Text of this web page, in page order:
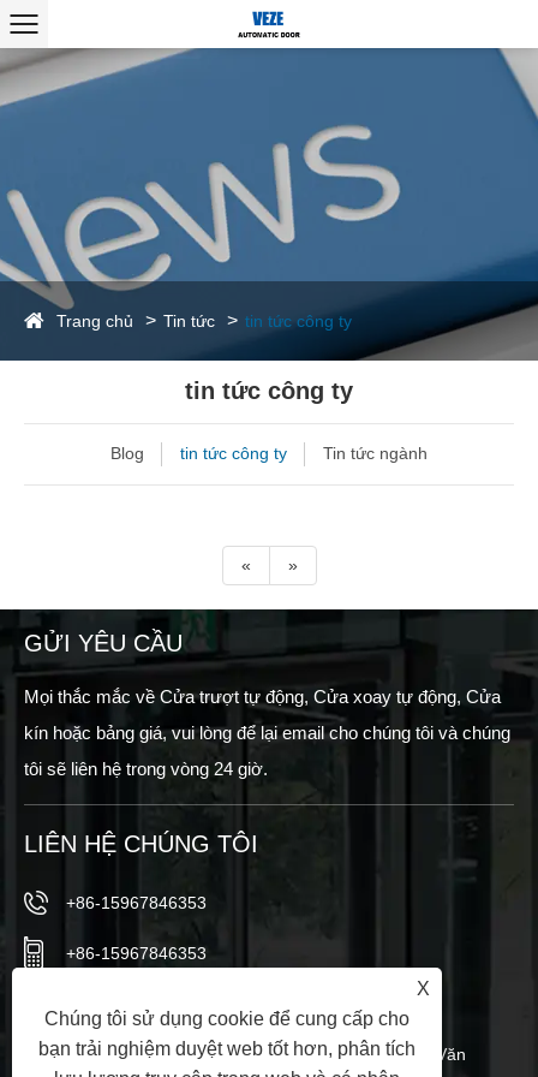
Trang chủ Tin tức tin tức công ty
tin tức công ty
Blog tin tức công ty Tin tức ngành
« »
GỬI YÊU CẦU
Mọi thắc mắc về Cửa trượt tự động, Cửa xoay tự động, Cửa
kín hoặc bảng giá, vui lòng để lại email cho chúng tôi và chúng
tôi sẽ liên hệ trong vòng 24 giờ.
LIÊN HỆ CHÚNG TÔI
+86-15967846353
+86-15967846353
Trong Công viên Công nghiệp, Thị trấn Hemudi, Văn
X
Chúng tôi sử dụng cookie để cung cấp cho
bạn trải nghiệm duyệt web tốt hơn, phân tích